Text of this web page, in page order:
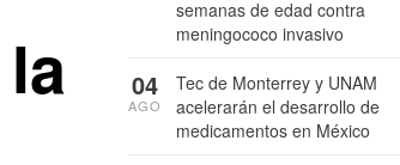
semanas de edad contra
meningococo invasivo
Tec de Monterrey y UNAM
acelerarán el desarrollo de
medicamentos en México
04
AGO